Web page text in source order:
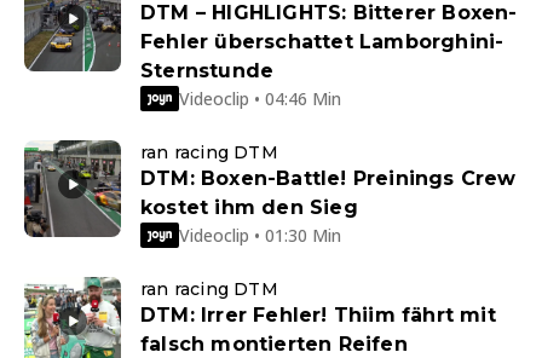
DTM – HIGHLIGHTS: Bitterer Boxen-
Fehler überschattet Lamborghini-
Sternstunde
Videoclip • 04:46 Min
ran racing DTM
DTM: Boxen-Battle! Preinings Crew
kostet ihm den Sieg
Videoclip • 01:30 Min
ran racing DTM
DTM: Irrer Fehler! Thiim fährt mit
falsch montierten Reifen